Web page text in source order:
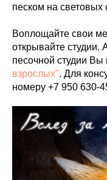
песком на световых
Воплощайте свои
открывайте
песочной студии Вы
взрослых". Для
номеру +7 950 630-